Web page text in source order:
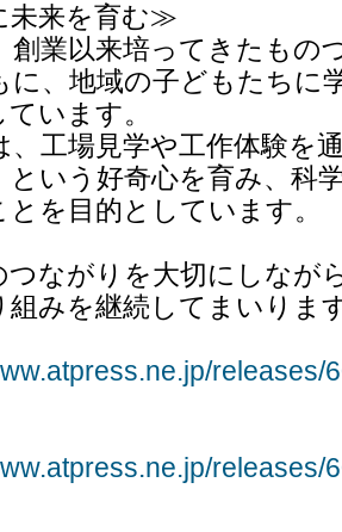
未来を育む≫
創業以来培ってきたもの
に、地域の子どもたちに
います。
工場見学や工作体験を
という好奇心を育み、科
を目的としています。
つながりを大切にしなが
組みを継続してまいりま
releases/
releases/